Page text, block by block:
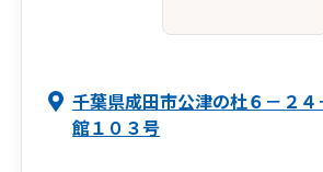
千葉県成田市公津の杜６－２４
館１０３号